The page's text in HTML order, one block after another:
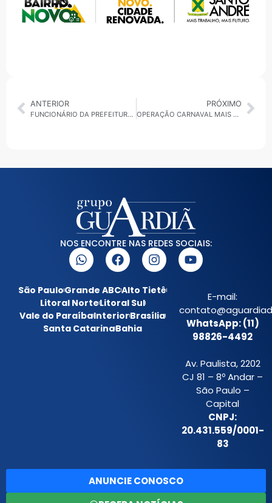
ANTERIOR
FUNCIONÁRIO DA PREFEITURA DE RIBEIRÃO PIRES MORRE APÓS SOFRER ACIDENTE DE BICICLETA
PRÓXIMO
OPERAÇÃO CARNAVAL MAIS SEGURO DETEVE 333 SUSPEITOS NO FINAL DE SEMANA CARNAVALESCO
NOS ENCONTRE NAS REDES SOCIAIS:
São PauloGrande ABCAlto Tietê
Litoral NorteLitoral Sul
Vale do ParaíbaInteriorBrasília
Santa CatarinaBahia
E-mail:
WhatsApp: (11)
98826-4492
Av. Paulista, 2202
CJ 81 – 8º Andar –
São Paulo –
Capital
CNPJ:
20.431.559/0001-
83
ANUNCIE CONOSCO